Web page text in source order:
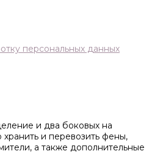
персональных данных
и два боковых на
и перевозить фены,
а также дополнительные